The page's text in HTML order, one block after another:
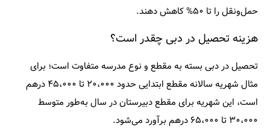
حمل‌ونقل را تا ۵۰% کاهش دهند.
هزینه تحصیل در دبی چقدر است؟
تحصیل در دبی بسته به مقطع و نوع مدرسه متفاوت است؛ برای
مثال شهریه سالانه مقطع ابتدایی حدود ۲۰،۰۰۰ تا ۴۵،۰۰۰ درهم
است، این شهریه برای مقطع دبیرستان در سال به‌طور متوسط
۳۰،۰۰۰ تا ۶۵،۰۰۰ درهم برآورد می‌شود.